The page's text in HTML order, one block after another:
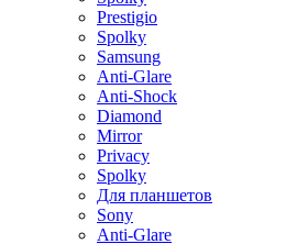
Prestigio
Spolky
Samsung
Anti-Glare
Anti-Shock
Diamond
Mirror
Privacy
Spolky
Для планшетов
Sony
Anti-Glare